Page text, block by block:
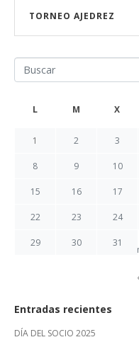
TORNEO AJEDREZ
L M X
1 2 3
8 9 10
15 16 17
22 23 24
29 30 31
Entradas recientes
DÍA DEL SOCIO 2025